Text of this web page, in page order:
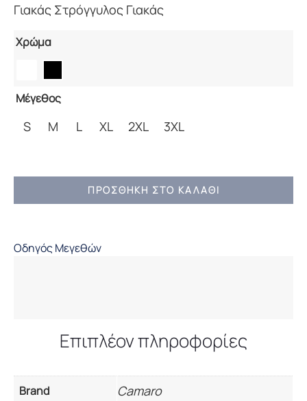
Γιακάς Στρόγγυλος Γιακάς
Χρώμα
Μέγεθος
S M L XL 2XL 3XL
T-
ποσότητα
ΠΡΟΣΘΉΚΗ ΣΤΟ ΚΑΛΆΘΙ
Οδηγός Μεγεθών
Επιπλέον πληροφορίες
Brand Camaro